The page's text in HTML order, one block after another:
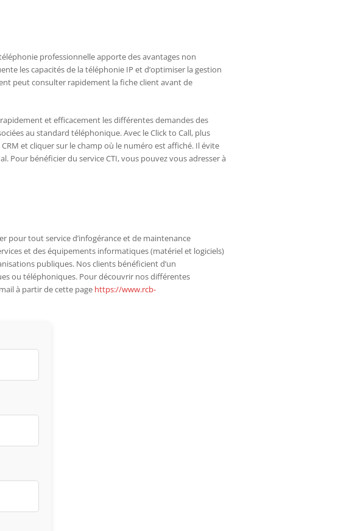
téléphonie professionnelle apporte des avantages non
les capacités de la téléphonie IP et d’optimiser la gestion
peut consulter rapidement la fiche client avant de
et efficacement les différentes demandes des
au standard téléphonique. Avec le Click to Call, plus
et cliquer sur le champ où le numéro est affiché. Il évite
Pour bénéficier du service CTI, vous pouvez vous adresser à
pour tout service d’infogérance et de maintenance
et des équipements informatiques (matériel et logiciels)
publiques. Nos clients bénéficient d’un
ou téléphoniques. Pour découvrir nos différentes
à partir de cette page https://www.rcb-